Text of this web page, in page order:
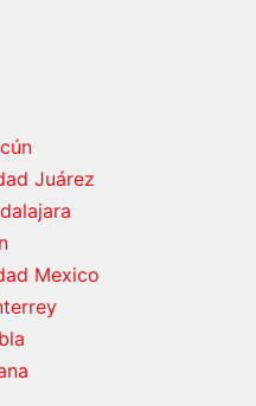
Juárez
Mexico